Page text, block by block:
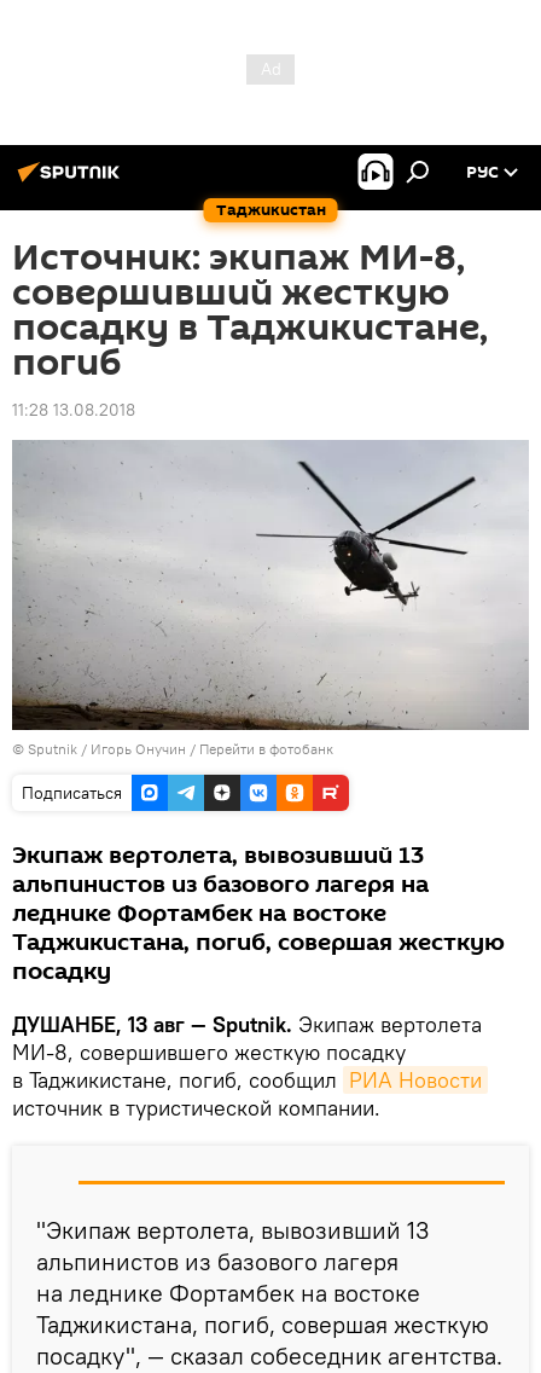
Таджикистан
РУС
Источник: экипаж МИ-8,
совершивший жесткую
посадку в Таджикистане,
погиб
11:28 13.08.2018
© Sputnik / Игорь Онучин / Перейти в фотобанк
Подписаться
Экипаж вертолета, вывозивший 13
альпинистов из базового лагеря на
леднике Фортамбек на востоке
Таджикистана, погиб, совершая жесткую
посадку
ДУШАНБЕ, 13 авг — Sputnik. Экипаж вертолета
МИ-8, совершившего жесткую посадку
в Таджикистане, погиб, сообщил РИА Новости
источник в туристической компании.
"Экипаж вертолета, вывозивший 13
альпинистов из базового лагеря
на леднике Фортамбек на востоке
Таджикистана, погиб, совершая жесткую
посадку", — сказал собеседник агентства.